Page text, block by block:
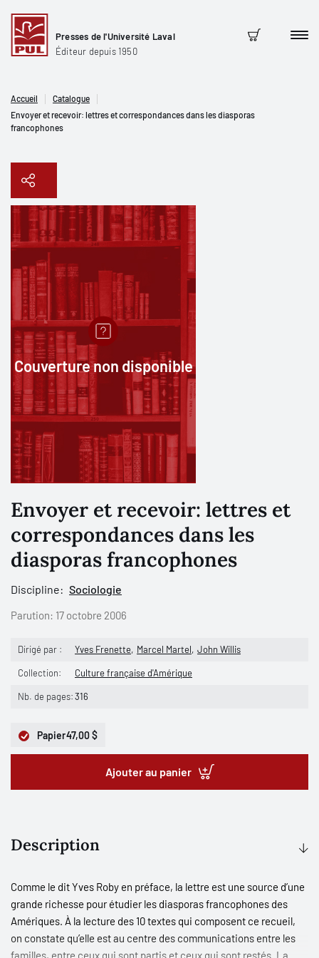
Presses de l'Université Laval
Éditeur depuis 1950
Panier
Accueil
Catalogue
Envoyer et recevoir: lettres et correspondances dans les diasporas
francophones
Copier le lien
Couverture non disponible
Envoyer et recevoir: lettres et
correspondances dans les
diasporas francophones
Discipline: Sociologie
Parution: 17 octobre 2006
Dirigé par : Yves Frenette Marcel Martel John Willis
Collection: Culture française d'Amérique
Nb. de pages:316
Papier47,00 $
Ajouter au panier
Description
Comme le dit Yves Roby en préface, la lettre est une source d’une
grande richesse pour étudier les diasporas francophones des
Amériques. À la lecture des 10 textes qui composent ce recueil,
on constate qu’elle est au centre des communications entre les
familles, entre ceux qui sont partis et ceux qui sont restés. La